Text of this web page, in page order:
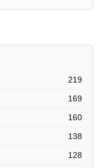
219
169
160
138
128